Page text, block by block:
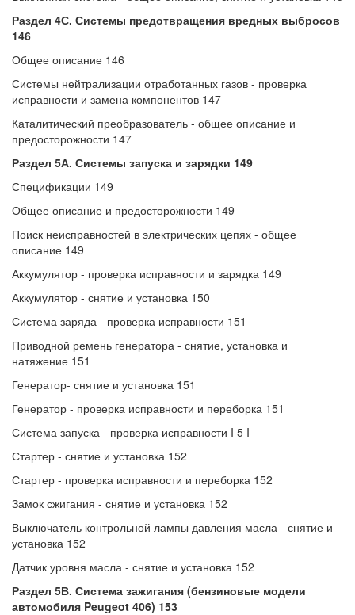
Раздел 4С. Системы предотвращения вредных выбросов
146
Общее описание 146
Системы нейтрализации отработанных газов - проверка
исправности и замена компонентов 147
Каталитический преобразователь - общее описание и
предосторожности 147
Раздел 5А. Системы запуска и зарядки 149
Спецификации 149
Общее описание и предосторожности 149
Поиск неисправностей в электрических цепях - общее
описание 149
Аккумулятор - проверка исправности и зарядка 149
Аккумулятор - снятие и установка 150
Система заряда - проверка исправности 151
Приводной ремень генератора - снятие, установка и
натяжение 151
Генератор- снятие и установка 151
Генератор - проверка исправности и переборка 151
Система запуска - проверка исправности I 5 I
Стартер - снятие и установка 152
Стартер - проверка исправности и переборка 152
Замок сжигания - снятие и установка 152
Выключатель контрольной лампы давления масла - снятие и
установка 152
Датчик уровня масла - снятие и установка 152
Раздел 5В. Система зажигания (бензиновые модели
автомобиля Peugeot 406) 153